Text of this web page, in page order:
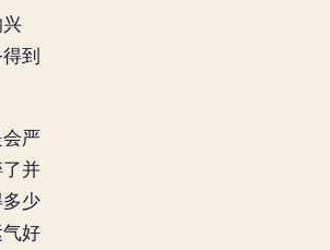
到
严
并
少
好